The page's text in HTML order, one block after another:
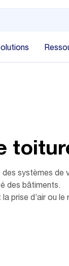
systèmes
des bâtiments.
d’air ou le